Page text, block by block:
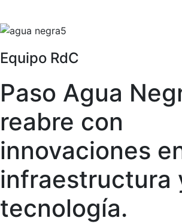
Equipo RdC
Paso Agua
reabre con
innovaciones
infraestructura
tecnología.